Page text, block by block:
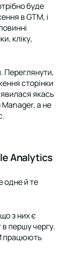
буде
в GTM, і
кліку,
Переглянути,
сторінки
якась
Manager, а не
Analytics
одне й те
з них є
першу чергу.
працюють